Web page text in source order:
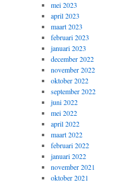
mei 2023
april 2023
maart 2023
februari 2023
januari 2023
december 2022
november 2022
oktober 2022
september 2022
juni 2022
mei 2022
april 2022
maart 2022
februari 2022
januari 2022
november 2021
oktober 2021